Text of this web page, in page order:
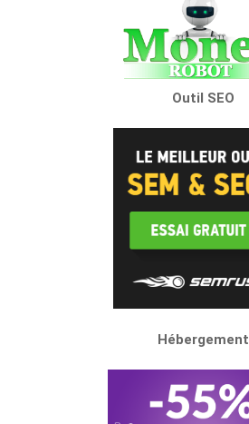
Outil SEO
Hébergement